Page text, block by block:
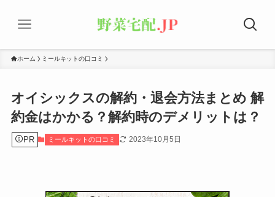
ホーム ミールキットの口コミ
オイシックスの解約・退会方法まとめ 解
約金はかかる？解約時のデメリットは？
PR ミールキットの口コミ 2023年10月5日